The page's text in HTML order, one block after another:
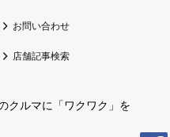
お問い合わせ
店舗記事検索
クルマに「ワクワク」を